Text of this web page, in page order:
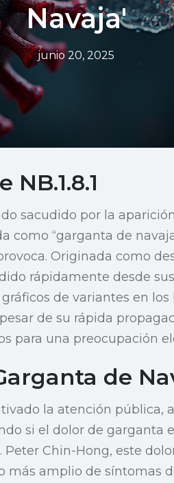
Navaja'
junio 20, 2025
sacudido por la
como “garganta de
Originada como
rápidamente desde
de variantes en los
de su rápida
para una preocupación
de
la atención pública,
si el dolor de garganta
Chin-Hong, este
amplio de síntomas